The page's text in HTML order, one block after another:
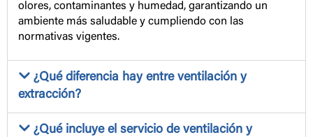
olores, contaminantes y humedad, garantizando un
ambiente más saludable y cumpliendo con las
normativas vigentes.
¿Qué diferencia hay entre ventilación y
extracción?
¿Qué incluye el servicio de ventilación y